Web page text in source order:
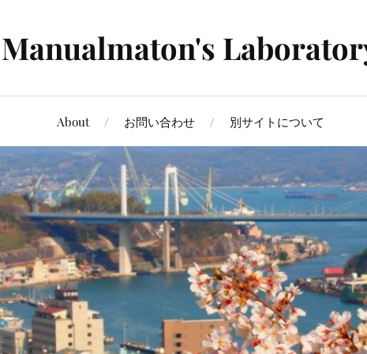
Manualmaton's
About お問い合わせ 別サイトについて